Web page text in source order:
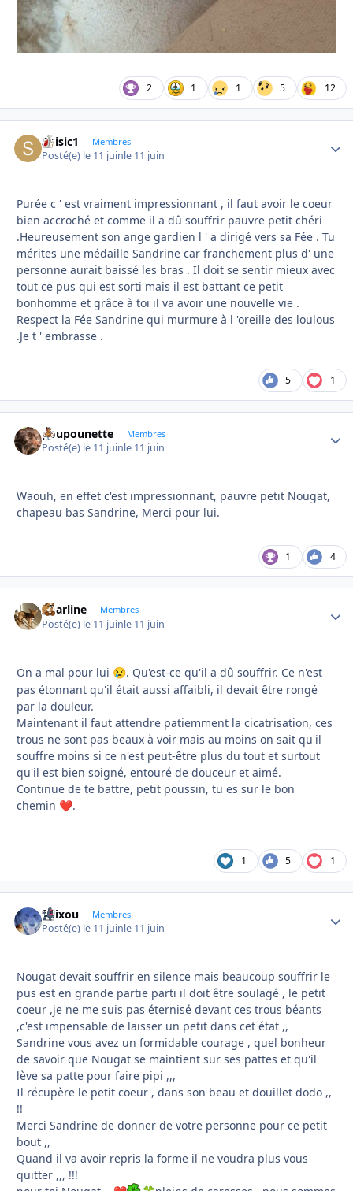
2 1 1 5 12
Soisic1 Membres
Posté(e) le 11 juinle 11 juin
Purée c ' est vraiment impressionnant , il faut avoir le coeur
bien accroché et comme il a dû souffrir pauvre petit chéri
.Heureusement son ange gardien l ' a dirigé vers sa Fée . Tu
mérites une médaille Sandrine car franchement plus d' une
personne aurait baissé les bras . Il doit se sentir mieux avec
tout ce pus qui est sorti mais il est battant ce petit
bonhomme et grâce à toi il va avoir une nouvelle vie .
Respect la Fée Sandrine qui murmure à l 'oreille des loulous
.Je t ' embrasse .
5 1
poupounette Membres
Posté(e) le 11 juinle 11 juin
Waouh, en effet c'est impressionnant, pauvre petit Nougat,
chapeau bas Sandrine, Merci pour lui.
1 4
Charline Membres
Posté(e) le 11 juinle 11 juin
On a mal pour lui 😢. Qu'est-ce qu'il a dû souffrir. Ce n'est
pas étonnant qu'il était aussi affaibli, il devait être rongé
par la douleur.
Maintenant il faut attendre patiemment la cicatrisation, ces
trous ne sont pas beaux à voir mais au moins on sait qu'il
souffre moins si ce n'est peut-être plus du tout et surtout
qu'il est bien soigné, entouré de douceur et aimé.
Continue de te battre, petit poussin, tu es sur le bon
chemin ❤️.
1 5 1
felixou Membres
Posté(e) le 11 juinle 11 juin
Nougat devait souffrir en silence mais beaucoup souffrir le
pus est en grande partie parti il doit être soulagé , le petit
coeur ,je ne me suis pas éternisé devant ces trous béants
,c'est impensable de laisser un petit dans cet état ,,
Sandrine vous avez un formidable courage , quel bonheur
de savoir que Nougat se maintient sur ses pattes et qu'il
lève sa patte pour faire pipi ,,,
Il récupère le petit coeur , dans son beau et douillet dodo ,,
!!
Merci Sandrine de donner de votre personne pour ce petit
bout ,,
Quand il va avoir repris la forme il ne voudra plus vous
quitter ,,, !!!